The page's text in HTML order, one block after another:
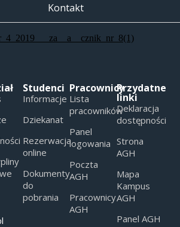
Kontakt
Studenci
Informacje
Dziekanat
Rezerwacja
online
Dokumenty
do
pobrania
Pracownicy
Lista
pracowników
Panel
logowania
Poczta
AGH
Pracownicy
AGH
Przydatne
linki
Deklaracja
dostępności
Strona
AGH
Mapa
Kampus
AGH
Panel AGH